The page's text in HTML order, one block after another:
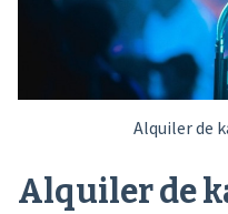
Alquiler de
Alquiler de